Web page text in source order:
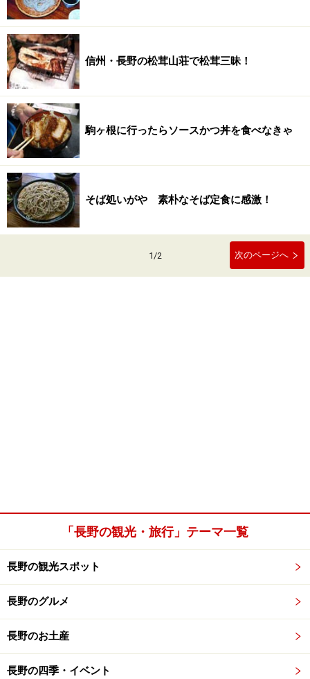
信州・長野の松茸山荘で松茸三昧！
駒ヶ根に行ったらソースかつ丼を食べなきゃ
そば処いがや 素朴なそば定食に感激！
1/2 次のページへ
「長野の観光・旅行」テーマ一覧
長野の観光スポット
長野のグルメ
長野のお土産
長野の四季・イベント